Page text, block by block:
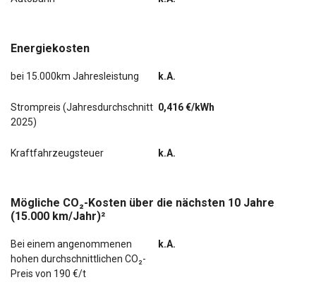
Energiekosten
bei 15.000km Jahresleistung k.A.
Strompreis (Jahresdurchschnitt
2025)
0,416 €/kWh
Kraftfahrzeugsteuer k.A.
Mögliche CO₂-Kosten über die nächsten 10 Jahre
(15.000 km/Jahr)²
Bei einem angenommenen
hohen durchschnittlichen CO₂-
Preis von 190 €/t
k.A.